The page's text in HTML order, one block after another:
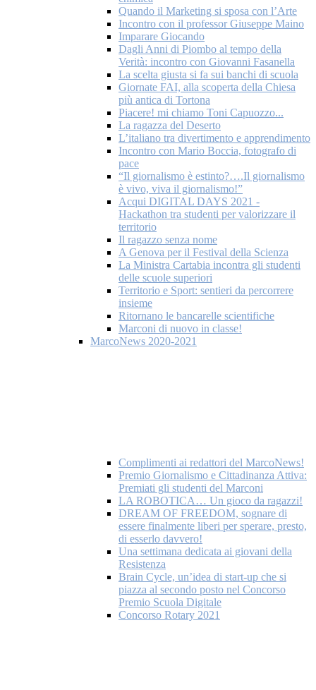
Quando il Marketing si sposa con l’Arte
Incontro con il professor Giuseppe Maino
Imparare Giocando
Dagli Anni di Piombo al tempo della
Verità: incontro con Giovanni Fasanella
La scelta giusta si fa sui banchi di scuola
Giornate FAI, alla scoperta della Chiesa
più antica di Tortona
Piacere! mi chiamo Toni Capuozzo...
La ragazza del Deserto
L’italiano tra divertimento e apprendimento
Incontro con Mario Boccia, fotografo di
pace
“Il giornalismo è estinto?….Il giornalismo
è vivo, viva il giornalismo!”
Acqui DIGITAL DAYS 2021 -
Hackathon tra studenti per valorizzare il
territorio
Il ragazzo senza nome
A Genova per il Festival della Scienza
La Ministra Cartabia incontra gli studenti
delle scuole superiori
Territorio e Sport: sentieri da percorrere
insieme
Ritornano le bancarelle scientifiche
Marconi di nuovo in classe!
MarcoNews 2020-2021
Complimenti ai redattori del MarcoNews!
Premio Giornalismo e Cittadinanza Attiva:
Premiati gli studenti del Marconi
LA ROBOTICA… Un gioco da ragazzi!
DREAM OF FREEDOM, sognare di
essere finalmente liberi per sperare, presto,
di esserlo davvero!
Una settimana dedicata ai giovani della
Resistenza
Brain Cycle, un’idea di start-up che si
piazza al secondo posto nel Concorso
Premio Scuola Digitale
Concorso Rotary 2021